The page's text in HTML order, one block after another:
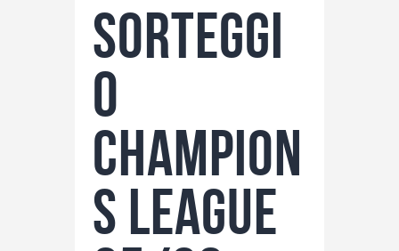
Lo Sapevi Che
Fantacalcio
I consigli di Giulia
Serie A
Sorteggi
o
Champion
s League